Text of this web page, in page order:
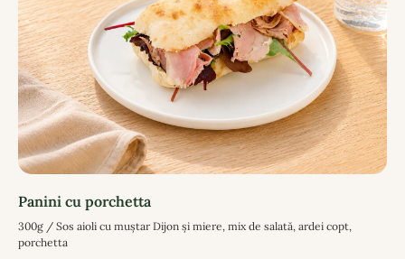
Panini cu porchetta
300g / Sos aioli cu muștar Dijon și miere, mix de salată, ardei copt,
porchetta